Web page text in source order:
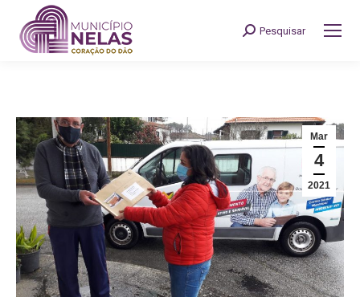
Search:
Pesquisar
Mar
4
2021